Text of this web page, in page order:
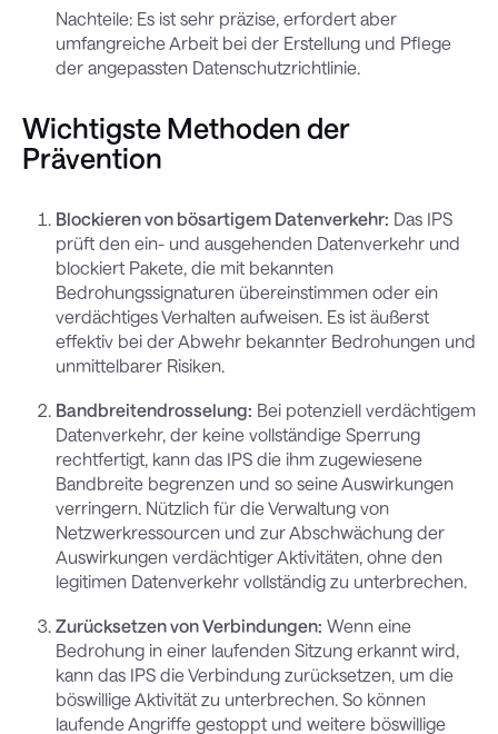
Nachteile: Es ist sehr präzise, erfordert aber
umfangreiche Arbeit bei der Erstellung und Pflege
der angepassten Datenschutzrichtlinie.
Wichtigste Methoden der
Prävention
Blockieren von bösartigem Datenverkehr: Das IPS
prüft den ein- und ausgehenden Datenverkehr und
blockiert Pakete, die mit bekannten
Bedrohungssignaturen übereinstimmen oder ein
verdächtiges Verhalten aufweisen. Es ist äußerst
effektiv bei der Abwehr bekannter Bedrohungen und
unmittelbarer Risiken.
Bandbreitendrosselung: Bei potenziell verdächtigem
Datenverkehr, der keine vollständige Sperrung
rechtfertigt, kann das IPS die ihm zugewiesene
Bandbreite begrenzen und so seine Auswirkungen
verringern. Nützlich für die Verwaltung von
Netzwerkressourcen und zur Abschwächung der
Auswirkungen verdächtiger Aktivitäten, ohne den
legitimen Datenverkehr vollständig zu unterbrechen.
Zurücksetzen von Verbindungen: Wenn eine
Bedrohung in einer laufenden Sitzung erkannt wird,
kann das IPS die Verbindung zurücksetzen, um die
böswillige Aktivität zu unterbrechen. So können
laufende Angriffe gestoppt und weitere böswillige